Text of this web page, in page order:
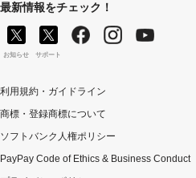
最新情報をチェック！
お知らせ サポート
利用規約・ガイドライン
商標・登録商標について
ソフトバンク人権ポリシー
PayPay Code of Ethics & Business Conduct